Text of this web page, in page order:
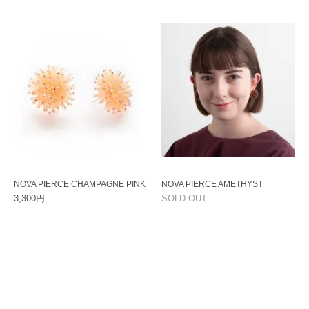
NOVA PIERCE CHAMPAGNE PINK
3,300円
NOVA PIERCE AMETHYST
SOLD OUT